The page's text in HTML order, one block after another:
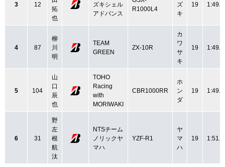
3 12
拓
也
ズキシェル
アドバンス
R1000L4
ズ
キ
19
4 87
柳
川
明
TEAM
GREEN
ZX-10R
カ
ワ
サ
キ
19
5 104
山
口
辰
也
TOHO
Racing
with
MORIWAKI
CBR1000RR
ホ
ン
ダ
19
6 31
野
左
根
航
汰
NTSチーム
ノリックヤ
マハ
YZF-R1
ヤ
マ
ハ
19